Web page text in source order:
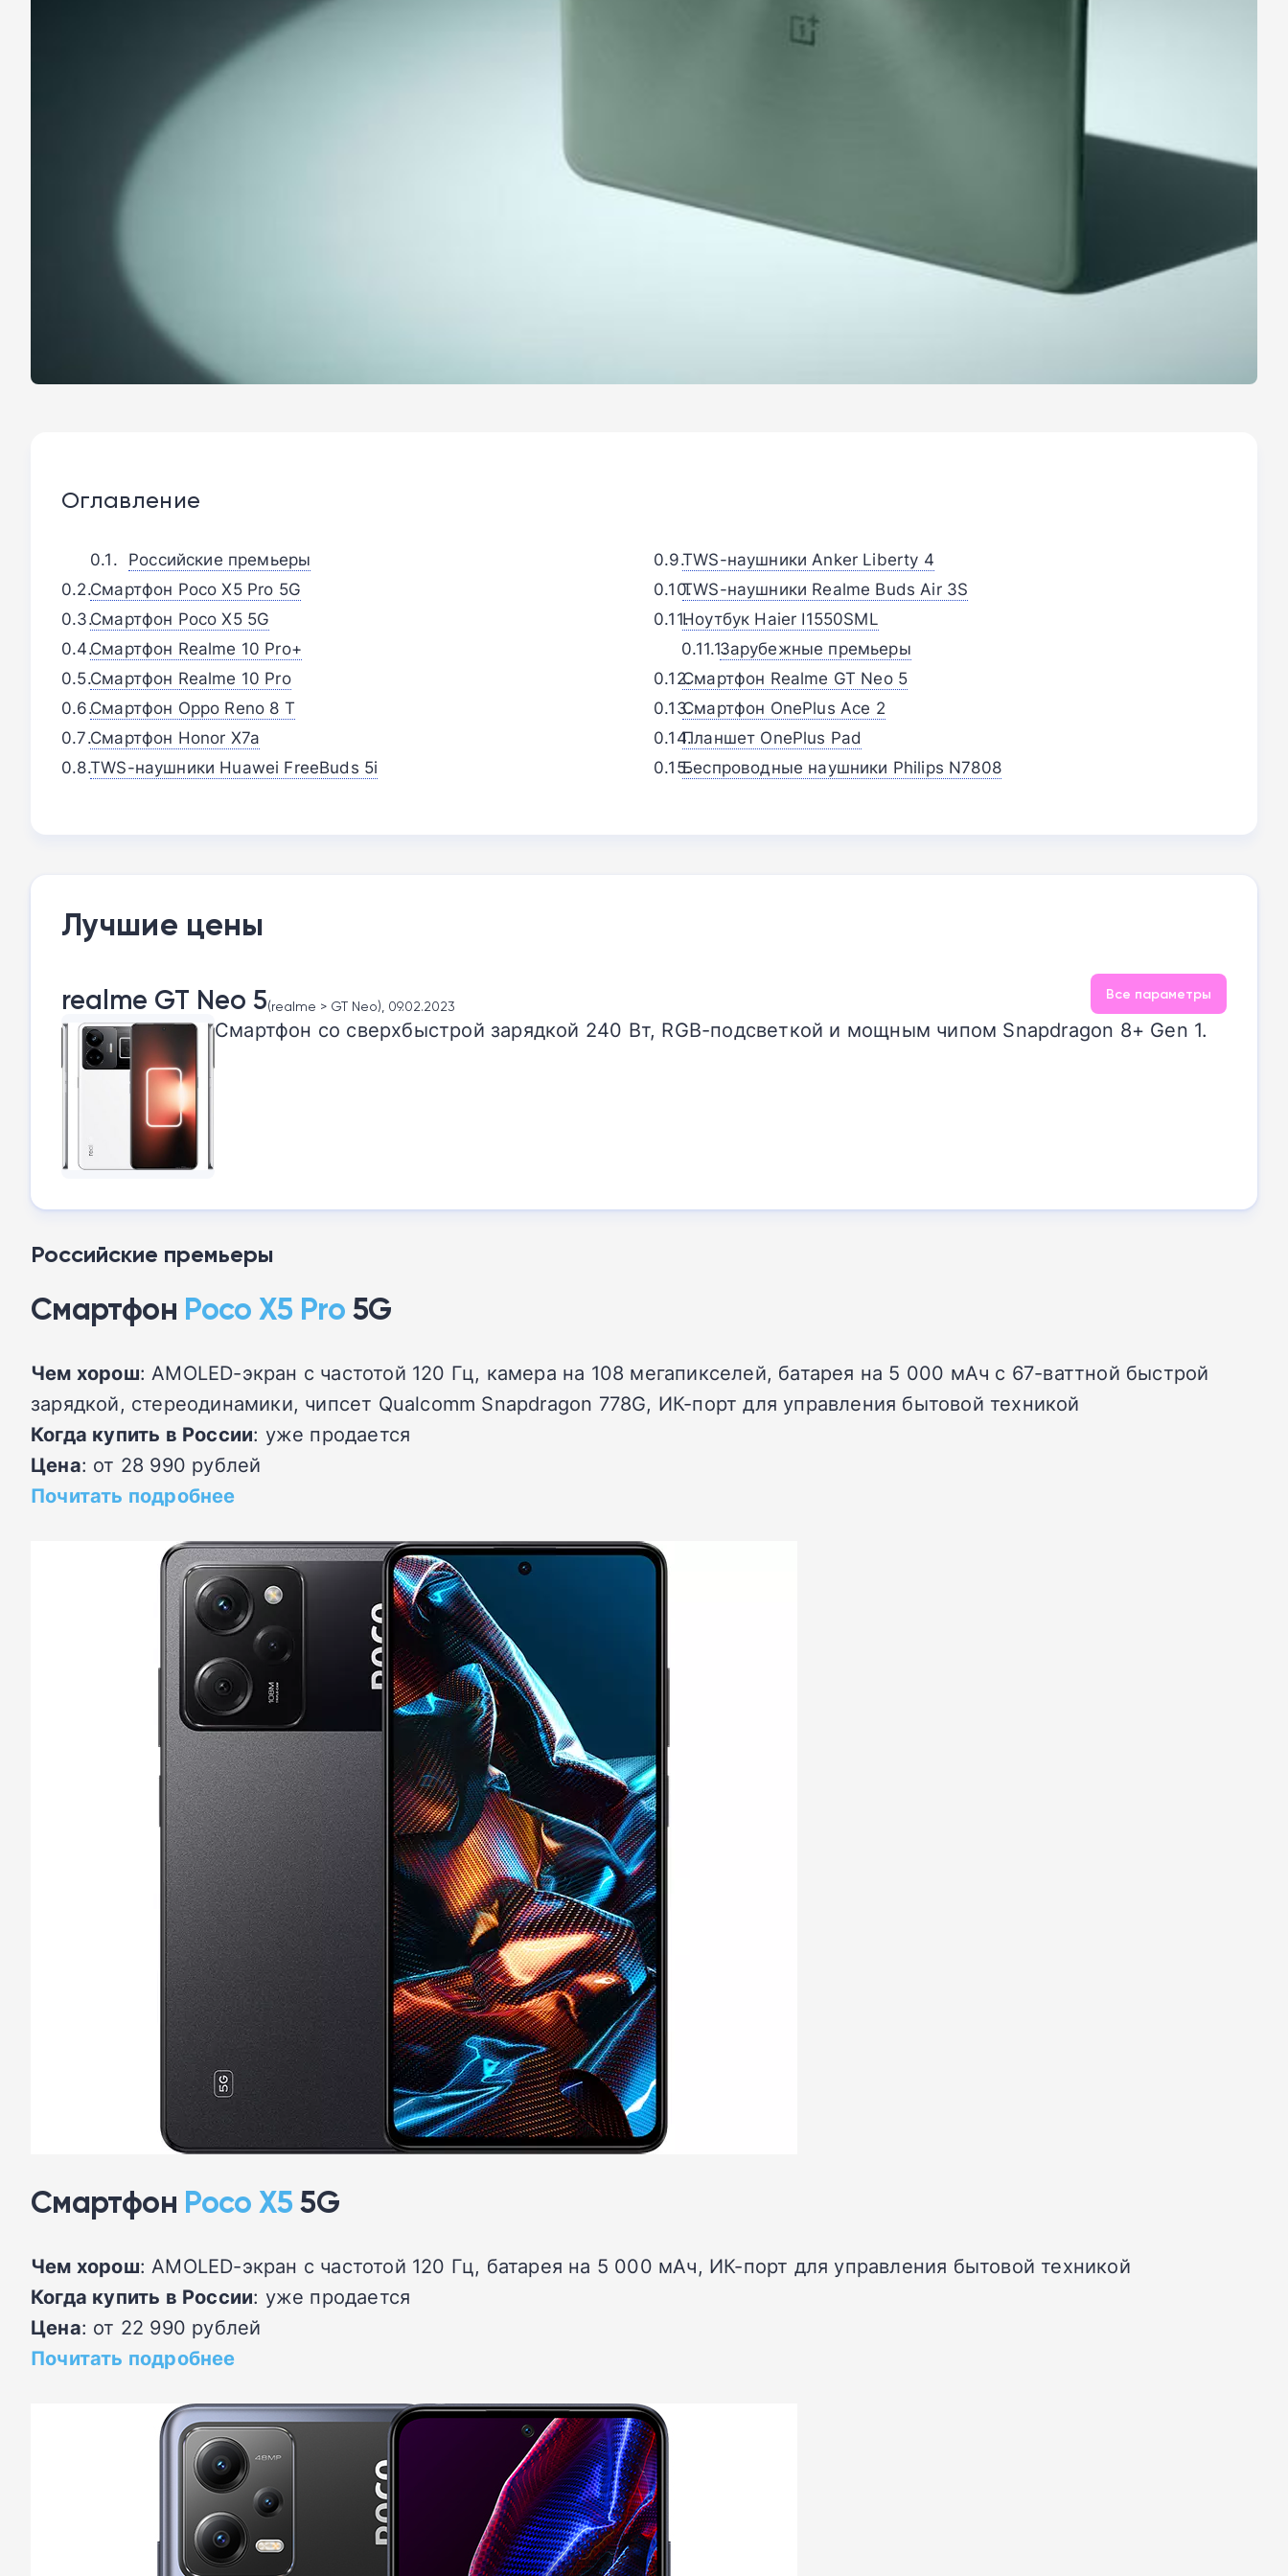
Оглавление
Российские премьеры
Смартфон Poco X5 Pro 5G
Смартфон Poco X5 5G
Смартфон Realme 10 Pro+
Смартфон Realme 10 Pro
Смартфон Oppo Reno 8 T
Смартфон Honor X7a
TWS-наушники Huawei FreeBuds 5i
TWS-наушники Anker Liberty 4
TWS-наушники Realme Buds Air 3S
Ноутбук Haier I1550SML
Зарубежные премьеры
Смартфон Realme GT Neo 5
Смартфон OnePlus Ace 2
Планшет OnePlus Pad
Беспроводные наушники Philips N7808
Лучшие цены
realme GT Neo 5(realme > GT Neo), 09.02.2023
Все параметры
Смартфон со сверхбыстрой зарядкой 240 Вт, RGB-подсветкой и мощным чипом Snapdragon 8+ Gen 1.
Российские премьеры
Смартфон Poco X5 Pro 5G
Чем хорош: AMOLED-экран с частотой 120 Гц, камера на 108 мегапикселей, батарея на 5 000 мАч с 67-ваттной быстрой
зарядкой, стереодинамики, чипсет Qualcomm Snapdragon 778G, ИК-порт для управления бытовой техникой
Когда купить в России: уже продается
Цена: от 28 990 рублей
Почитать подробнее
Смартфон Poco X5 5G
Чем хорош: AMOLED-экран с частотой 120 Гц, батарея на 5 000 мАч, ИК-порт для управления бытовой техникой
Когда купить в России: уже продается
Цена: от 22 990 рублей
Почитать подробнее